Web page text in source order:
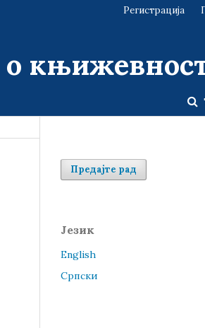
о
Регистрација
Предајте рад
Језик
English
Cрпски